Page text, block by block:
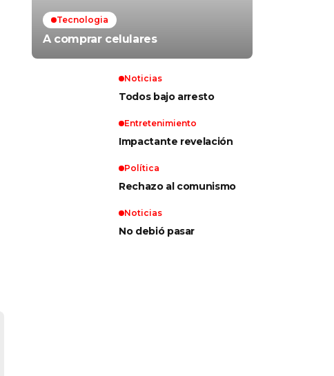
Tecnologia
A comprar celulares
Noticias
Todos bajo arresto
Entretenimiento
Impactante revelación
Política
Rechazo al comunismo
Noticias
No debió pasar